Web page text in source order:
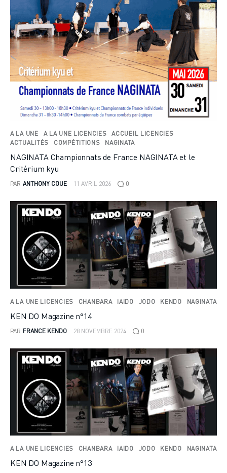
A LA UNE A LA UNE LICENCIES
ACCUEIL LICENCIES
ACTUALITÉS
COMPÉTITIONS NAGINATA
NAGINATA Championnats de France NAGINATA et le
Critérium kyu
PAR ANTHONY COUE 11 AVRIL 2026 0
A LA UNE LICENCIES CHANBARA IAIDO JODO KENDO NAGINATA
KEN DO Magazine n°14
PAR FRANCE KENDO 28 NOVEMBRE 2024 0
A LA UNE LICENCIES CHANBARA IAIDO JODO KENDO NAGINATA
KEN DO Magazine n°13